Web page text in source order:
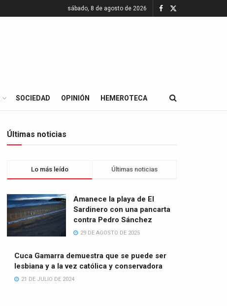
sábado, 8 de agosto de 2026
SOCIEDAD OPINIÓN HEMEROTECA
Últimas noticias
Lo más leído Últimas noticias
Amanece la playa de El
Sardinero con una pancarta
contra Pedro Sánchez
29 DE AGOSTO DE 2025
Cuca Gamarra demuestra que se puede ser
lesbiana y a la vez católica y conservadora
21 DE JULIO DE 2024